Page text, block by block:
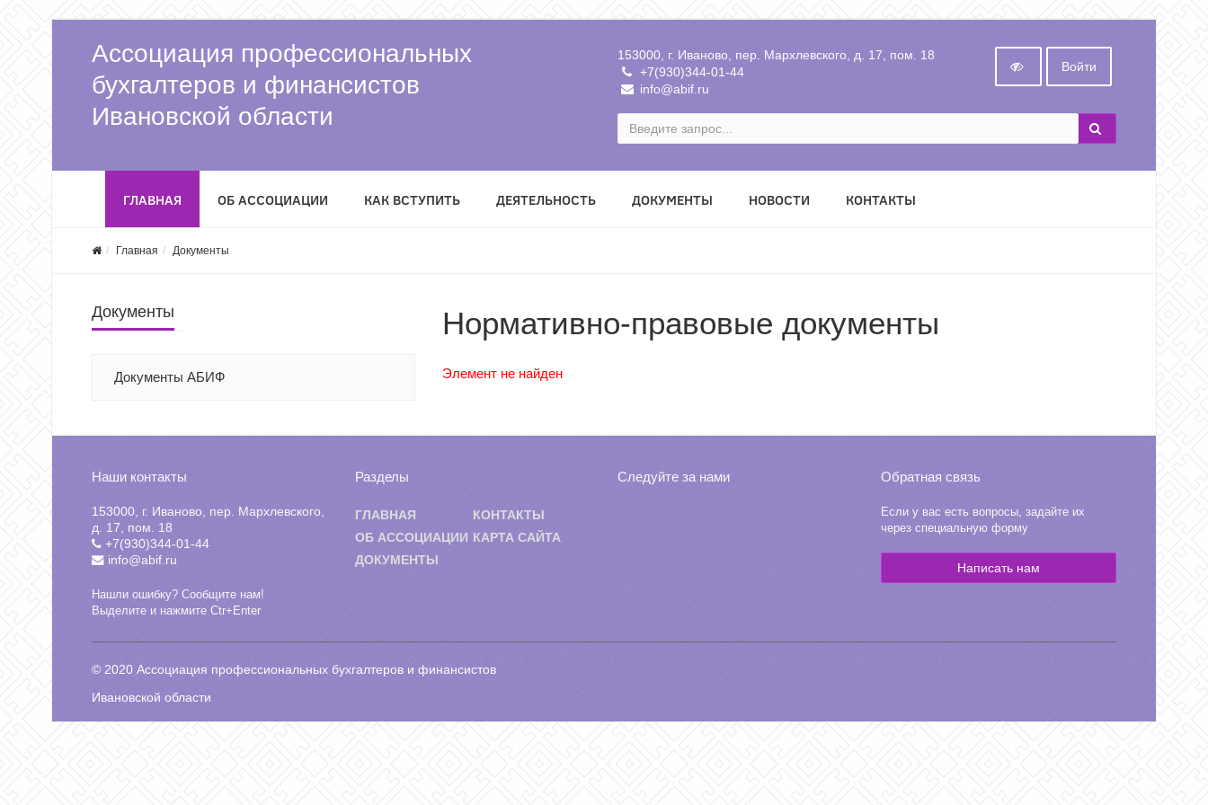
Ассоциация профессиональных
бухгалтеров и финансистов
Ивановской области
153000, г. Иваново, пер. Мархлевского, д. 17, пом. 18
+7(930)344-01-44
info@abif.ru
Войти
ГЛАВНАЯ ОБ АССОЦИАЦИИ КАК ВСТУПИТЬ ДЕЯТЕЛЬНОСТЬ ДОКУМЕНТЫ НОВОСТИ КОНТАКТЫ
Главная Документы
Документы
Документы АБИФ
Нормативно-правовые документы
Элемент не найден
Наши контакты
153000, г. Иваново, пер. Мархлевского,
д. 17, пом. 18
+7(930)344-01-44
info@abif.ru
Нашли ошибку? Сообщите нам!
Выделите и нажмите Ctr+Enter
Разделы
ГЛАВНАЯ
ОБ АССОЦИАЦИИ
ДОКУМЕНТЫ
КОНТАКТЫ
КАРТА САЙТА
Следуйте за нами Обратная связь
Если у вас есть вопросы, задайте их
через специальную форму
Написать нам
© 2020 Ассоциация профессиональных бухгалтеров и финансистов
Ивановской области